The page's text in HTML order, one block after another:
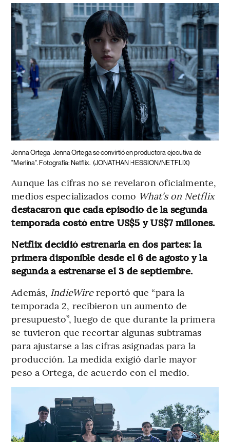
Jenna Ortega Jenna Ortega se convirtió en productora ejecutiva de
"Merlina". Fotografía: Netflix. (JONATHAN HESSION/NETFLIX)
Aunque las cifras no se revelaron oficialmente,
medios especializados como What’s on Netflix
destacaron que cada episodio de la segunda
temporada costó entre US$5 y US$7 millones.
Netflix decidió estrenarla en dos partes: la
primera disponible desde el 6 de agosto y la
segunda a estrenarse el 3 de septiembre.
Además, IndieWirereportó que “para la
temporada 2, recibieron un aumento de
presupuesto”, luego de que durante la primera
se tuvieron que recortar algunas subtramas
para ajustarse a las cifras asignadas para la
producción. La medida exigió darle mayor
peso a Ortega, de acuerdo con el medio.